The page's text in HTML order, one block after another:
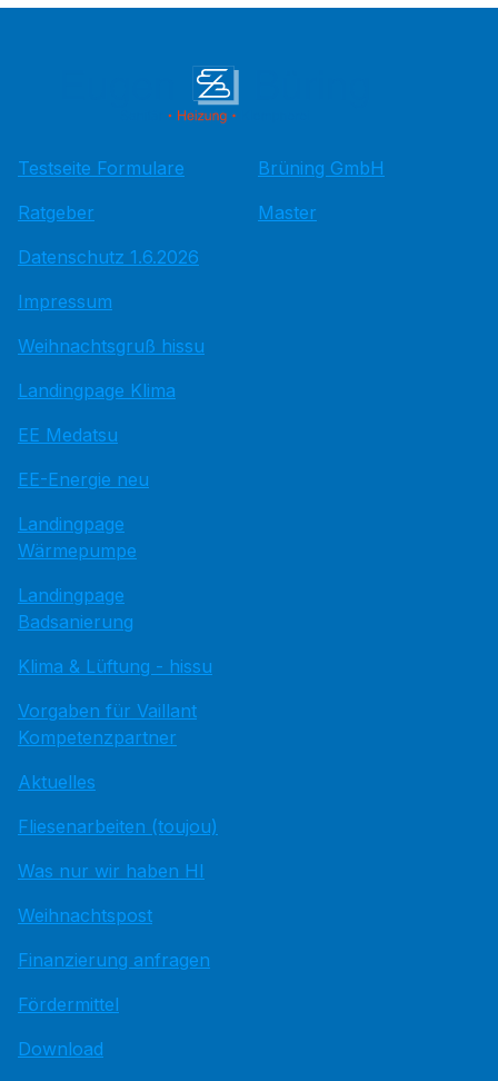
Testseite Formulare
Ratgeber
Datenschutz 1.6.2026
Impressum
Weihnachtsgruß hissu
Landingpage Klima
EE Medatsu
EE-Energie neu
Landingpage
Wärmepumpe
Landingpage
Badsanierung
Klima & Lüftung - hissu
Vorgaben für Vaillant
Kompetenzpartner
Aktuelles
Fliesenarbeiten (toujou)
Was nur wir haben HI
Weihnachtspost
Finanzierung anfragen
Fördermittel
Download
Brüning GmbH
Master